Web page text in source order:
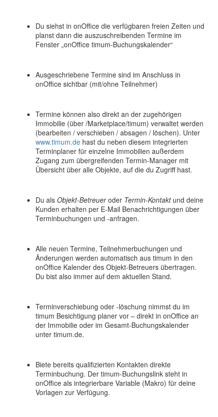
Du siehst in onOffice die verfügbaren freien Zeiten und
planst dann die auszuschreibenden Termine im
Fenster „onOffice timum-Buchungskalender“
Ausgeschriebene Termine sind im Anschluss in
onOffice sichtbar (mit/ohne Teilnehmer)
Termine können also direkt an der zugehörigen
Immobilie (über /Marketplace/timum) verwaltet werden
(bearbeiten / verschieben / absagen / löschen). Unter
www.timum.de hast du neben diesem integrierten
Terminplaner für einzelne Immobilien außerdem
Zugang zum übergreifenden Termin-Manager mit
Übersicht über alle Objekte, auf die du Zugriff hast.
Du als Objekt-Betreueroder Termin-Kontaktund deine
Kunden erhalten per E-Mail Benachrichtigungen über
Terminbuchungen und -anfragen.
Alle neuen Termine, Teilnehmerbuchungen und
Änderungen werden automatisch aus timum in den
onOffice Kalender des Objekt-Betreuers übertragen.
Du bist also immer auf dem aktuellen Stand.
Terminverschiebung oder -löschung nimmst du im
timum Besichtigung planer vor – direkt in onOffice an
der Immobilie oder im Gesamt-Buchungskalender
unter timum.de.
Biete bereits qualifizierten Kontakten direkte
Terminbuchung. Der timum-Buchungslink steht in
onOffice als integrierbare Variable (Makro) für deine
Vorlagen zur Verfügung.